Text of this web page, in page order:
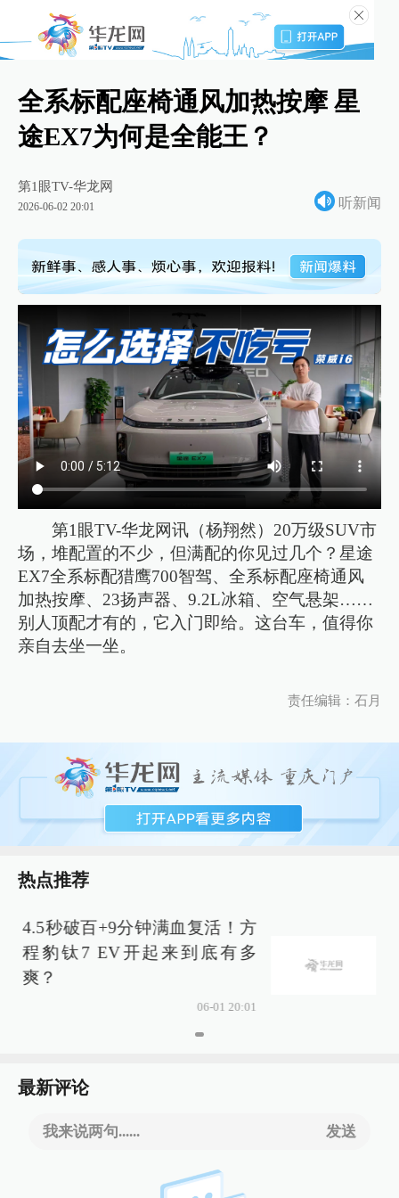
全系标配座椅通风加热按摩 星
途EX7为何是全能王？
第1眼TV-华龙网
2026-06-02 20:01 听新闻
第1眼TV-华龙网讯（杨翔然）20万级SUV市
场，堆配置的不少，但满配的你见过几个？星途
EX7全系标配猎鹰700智驾、全系标配座椅通风
加热按摩、23扬声器、9.2L冰箱、空气悬架……
别人顶配才有的，它入门即给。这台车，值得你
亲自去坐一坐。
责任编辑：石月
热点推荐
4.5秒破百+9分钟满血复活！方
程豹钛7 EV开起来到底有多
爽？
06-01 20:01
最新评论
我来说两句...... 发送